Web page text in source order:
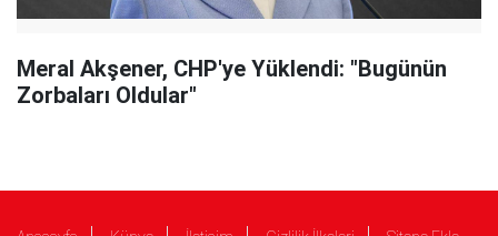
Meral Akşener, CHP'ye Yüklendi: "Bugünün
Zorbaları Oldular"